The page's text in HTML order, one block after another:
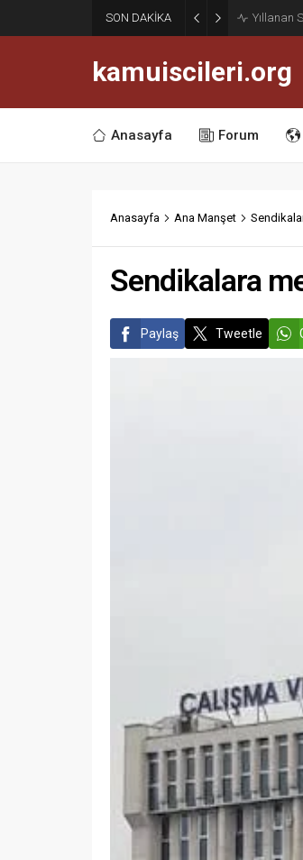
SON DAKİKA
Haziran
İşçilerine
kamuiscileri.org
Anasayfa Forum
Anasayfa Ana Manşet
Sendikalara
Paylaş Tweetle